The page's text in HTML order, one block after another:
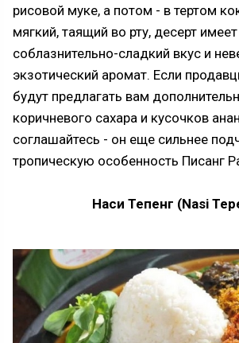
рисовой муке, а потом - в тертом
мягкий, таящий во рту, десерт имеет
соблазнительно-сладкий вкус и
экзотический аромат. Если
будут предлагать вам
коричневого сахара и кусочков
соглашайтесь - он еще сильнее
тропическую особенность Писанг
Наси Тепенг (Nasi